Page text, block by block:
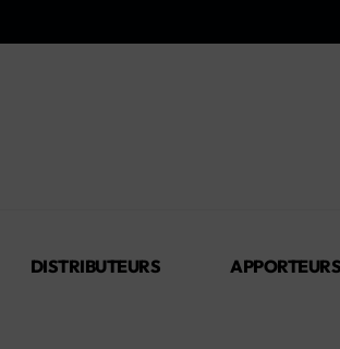
DISTRIBUTEURS